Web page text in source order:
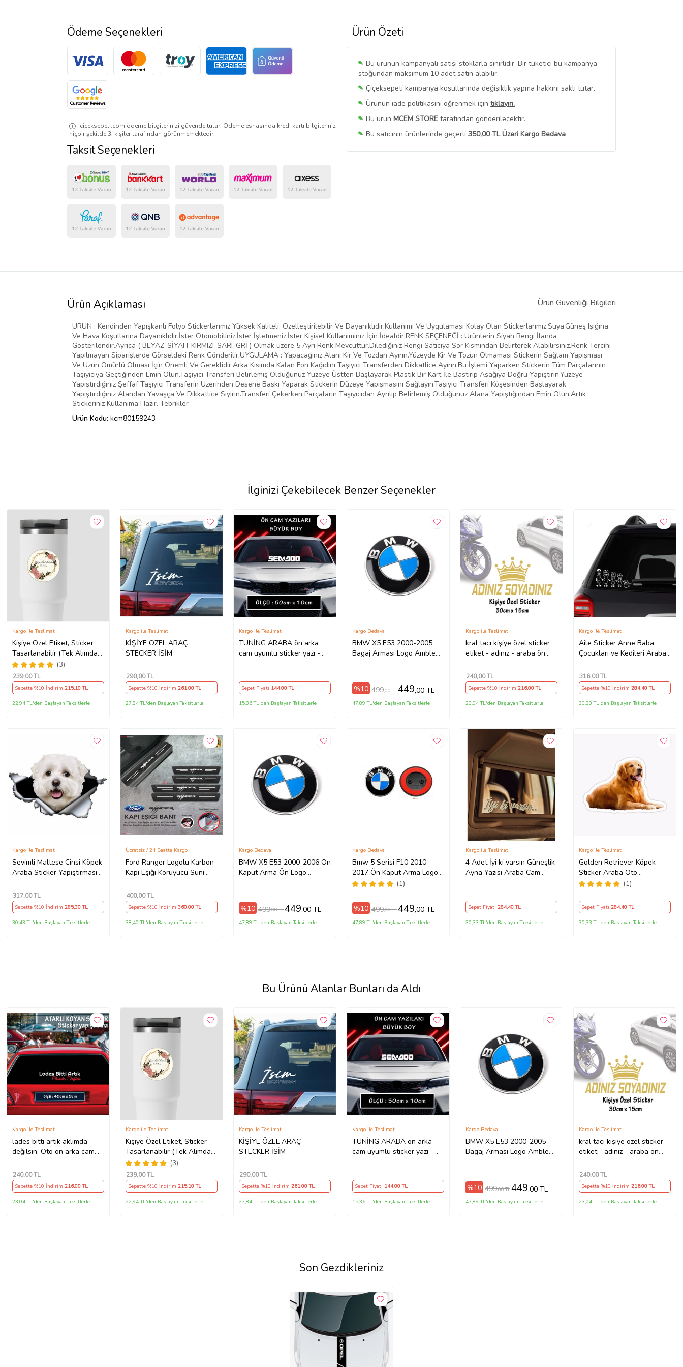
Ürün Özeti
Bu ürünün kampanyalı satışı stoklarla sınırlıdır. Bir tüketici bu kampanya
stoğundan maksimum 10 adet satın alabilir.
Çiçeksepeti kampanya koşullarında değişiklik yapma hakkını saklı tutar.
Ürünün iade politikasını öğrenmek için tıklayın.
Bu ürün MCEM STORE tarafından gönderilecektir.
Bu satıcının ürünlerinde geçerli 350,00 TL Üzeri Kargo Bedava
Bu SatıcınınTüm Ürünlerini Görüntüle
Ödeme Seçenekleri
ciceksepeti.com ödeme bilgilerinizi güvende tutar. Ödeme esnasında kredi kartı bilgileriniz
hiçbir şekilde 3. kişiler tarafından görünmemektedir.
Taksit Seçenekleri
Ürün Açıklaması Ürün Güvenliği Bilgileri
ÜRÜN : Kendinden Yapışkanlı Folyo Stickerlarımız Yüksek Kaliteli, Özelleştirilebilir Ve Dayanıklıdır.Kullanımı Ve Uygulaması Kolay Olan Stickerlarımız,Suya,Güneş Işığına
Ve Hava Koşullarına Dayanıklıdır.İster Otomobiliniz,İster İşletmeniz,İster Kişisel Kullanımınız İçin İdealdir.RENK SEÇENEĞİ : Ürünlerin Siyah Rengi İlanda
Gösterilendir.Ayrıca ( BEYAZ-SİYAH-KIRMIZI-SARI-GRİ ) Olmak üzere 5 Ayrı Renk Mevcuttur.Dilediğiniz Rengi Satıcıya Sor Kısmından Belirterek Alabilirsiniz.Renk Tercihi
Yapılmayan Siparişlerde Görseldeki Renk Gönderilir.UYGULAMA : Yapacağınız Alanı Kir Ve Tozdan Ayırın.Yüzeyde Kir Ve Tozun Olmaması Stickerin Sağlam Yapışması
Ve Uzun Ömürlü Olması İçin Önemli Ve Gereklidir.Arka Kısımda Kalan Fon Kağıdını Taşıyıcı Transferden Dikkatlice Ayırın.Bu İşlemi Yaparken Stickerin Tüm Parçalarının
Taşıyıcıya Geçtiğinden Emin Olun.Taşıyıcı Transferi Belirlemiş Olduğunuz Yüzeye Üstten Başlayarak Plastik Bir Kart İle Bastırıp Aşağıya Doğru Yapıştırın.Yüzeye
Yapıştırdığınız Şeffaf Taşıyıcı Transferin Üzerinden Desene Baskı Yaparak Stickerin Düzeye Yapışmasını Sağlayın.Taşıyıcı Transferi Köşesinden Başlayarak
Yapıştırdığınız Alandan Yavaşça Ve Dikkatlice Sıyırın.Transferi Çekerken Parçaların Taşıyıcıdan Ayrılıp Belirlemiş Olduğunuz Alana Yapıştığından Emin Olun.Artık
Stickeriniz Kullanıma Hazır. Tebrikler
Ürün Kodu: kcm80159243
İlginizi Çekebilecek Benzer Seçenekler
Kişiye Özel Etiket, Sticker
Tasarlanabilir (Tek Alımda
50'li Gönderim
Yapılmaktadır)
(3)
Kargo ile Teslimat
239,00 TL
Sepette %10 İndirim 215,10 TL
22,94 TL'den Başlayan Taksitlerle
KİŞİYE ÖZEL ARAÇ
STECKER İSİM
Kargo ile Teslimat
290,00 TL
Sepette %10 İndirim 261,00 TL
27,84 TL'den Başlayan Taksitlerle
TUNİNG ARABA ön arka
cam uyumlu sticker yazı -
Kargo ile Teslimat
Sepet Fiyatı 144,00 TL
15,36 TL'den Başlayan Taksitlerle
BMW X5 E53 2000-2005
Bagaj Arması Logo Amblem
Kargo Bedava
%10 499,00 TL449,00 TL
47,89 TL'den Başlayan Taksitlerle
kral tacı kişiye özel sticker
etiket - adınız - araba ön
Kargo ile Teslimat
240,00 TL
Sepette %10 İndirim216,00 TL
23,04 TL'den Başlayan Taksitlerle
Aile Sticker Anne Baba
Çocukları ve Kedileri Araba
Kargo ile Teslimat
316,00 TL
Sepette %10 İndirim284,40 TL
30,33 TL'den Başlayan Taksitlerle
Sevimli Maltese Cinsi Köpek
Araba Sticker Yapıştırması
Kargo ile Teslimat
317,00 TL
Sepette %10 İndirim 285,30 TL
30,43 TL'den Başlayan Taksitlerle
Ford Ranger Logolu Karbon
Kapı Eşiği Koruyucu Suni
Ücretsiz / 24 Saatte Kargo
400,00 TL
Sepette %10 İndirim 360,00 TL
38,40 TL'den Başlayan Taksitlerle
BMW X5 E53 2000-2006 Ön
Kaput Arma Ön Logo
Kargo Bedava
%10 499,00 TL449,00 TL
47,89 TL'den Başlayan Taksitlerle
Bmw 5 Serisi F10 2010-
2017 Ön Kaput Arma Logo
51147057794 (1)
Kargo Bedava
%10 499,00 TL449,00 TL
47,89 TL'den Başlayan Taksitlerle
4 Adet İyi ki varsın Güneşlik
Ayna Yazısı Araba Cam
Kargo ile Teslimat
Sepet Fiyatı284,40 TL
30,33 TL'den Başlayan Taksitlerle
Golden Retriever Köpek
Sticker Araba Oto
Yapıştırması 17CM A1
(1)
Kargo ile Teslimat
Sepet Fiyatı284,40 TL
30,33 TL'den Başlayan Taksitlerle
Bu Ürünü Alanlar Bunları da Aldı
lades bitti artık aklımda
değilsin, Oto ön arka cam
türkçe koyan sözler
Kargo ile Teslimat
240,00 TL
Sepette %10 İndirim 216,00 TL
23,04 TL'den Başlayan Taksitlerle
Kişiye Özel Etiket, Sticker
Tasarlanabilir (Tek Alımda
50'li Gönderim
Yapılmaktadır)
(3)
Kargo ile Teslimat
239,00 TL
Sepette %10 İndirim 215,10 TL
22,94 TL'den Başlayan Taksitlerle
KİŞİYE ÖZEL ARAÇ
STECKER İSİM
Kargo ile Teslimat
290,00 TL
Sepette %10 İndirim 261,00 TL
27,84 TL'den Başlayan Taksitlerle
TUNİNG ARABA ön arka
cam uyumlu sticker yazı -
Kargo ile Teslimat
Sepet Fiyatı 144,00 TL
15,36 TL'den Başlayan Taksitlerle
BMW X5 E53 2000-2005
Bagaj Arması Logo Amblem
Kargo Bedava
%10 499,00 TL449,00 TL
47,89 TL'den Başlayan Taksitlerle
kral tacı kişiye özel sticker
etiket - adınız - araba ön
Kargo ile Teslimat
240,00 TL
Sepette %10 İndirim216,00 TL
23,04 TL'den Başlayan Taksitlerle
Son Gezdikleriniz